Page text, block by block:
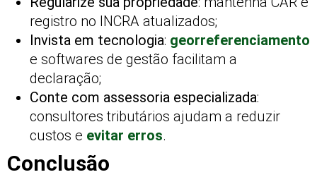
registro no INCRA atualizados;
Invista em tecnologia: georreferenciamento
e softwares de gestão facilitam a
declaração;
Conte com assessoria especializada:
consultores tributários ajudam a reduzir
custos e evitar erros.
Conclusão